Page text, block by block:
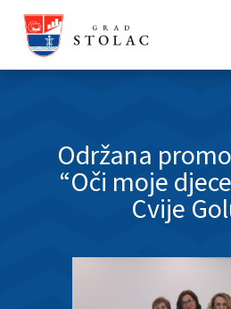
Održana
“Oči moje
Cvije